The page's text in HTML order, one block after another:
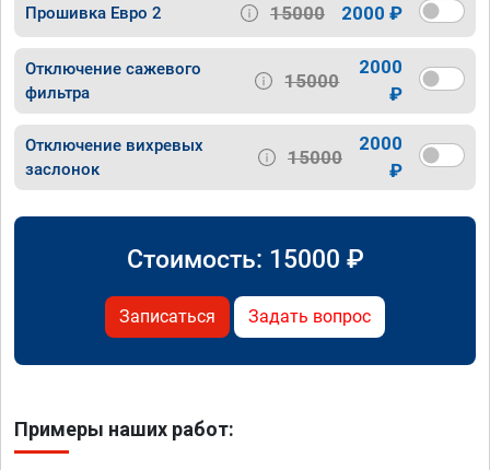
Прошивка Евро 2 15000 2000 ₽
Отключение сажевого
фильтра
15000
2000
₽
Отключение вихревых
заслонок
15000
2000
₽
Стоимость: 15000 ₽
Записаться Задать вопрос
Примеры наших работ: